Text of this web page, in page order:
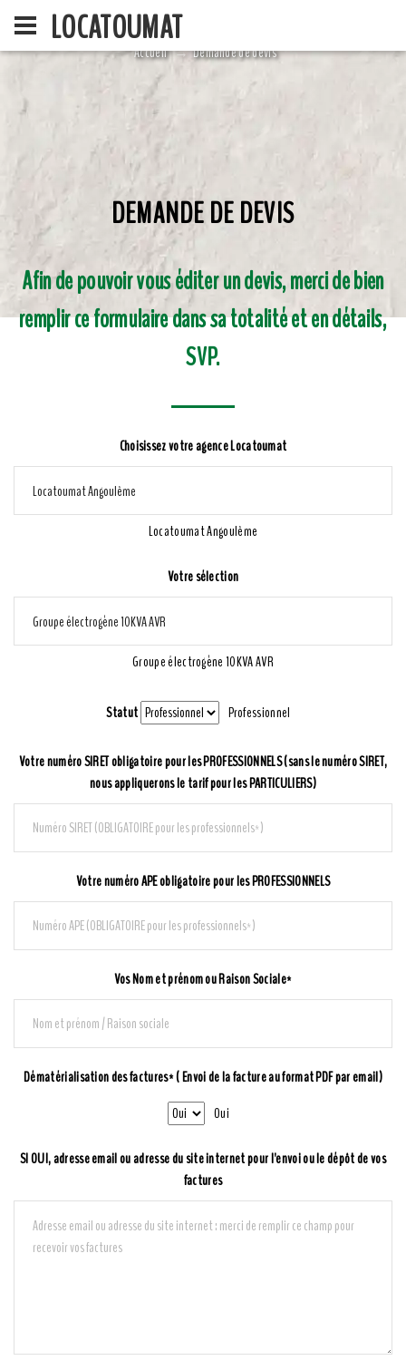
LOCATOUMAT
ACCUEIL
Accueil Demande de devis
DEMANDE DE DEVIS
Afin de pouvoir vous éditer un devis, merci de bien
remplir ce formulaire dans sa totalité et en détails,
SVP.
Choisissez votre agence Locatoumat
Locatoumat Angoulême
Votre sélection
Groupe électrogène 10KVA AVR
Statut Professionnel
Votre numéro SIRET obligatoire pour les PROFESSIONNELS (sans le numéro SIRET,
nous appliquerons le tarif pour les PARTICULIERS)
Votre numéro APE obligatoire pour les PROFESSIONNELS
Vos Nom et prénom ou Raison Sociale*
Dématérialisation des factures* ( Envoi de la facture au format PDF par email)
Oui
SI OUI, adresse email ou adresse du site internet pour l'envoi ou le dépôt de vos
factures